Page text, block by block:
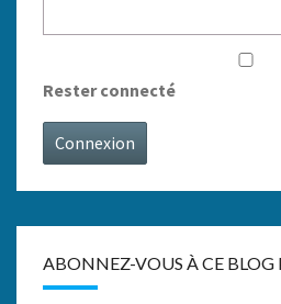
Rester connecté
Connexion
ABONNEZ-VOUS À CE BLOG